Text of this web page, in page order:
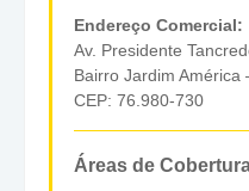
Endereço Comercial:
Av. Presidente
Bairro Jardim América
CEP: 76.980-730
Áreas de